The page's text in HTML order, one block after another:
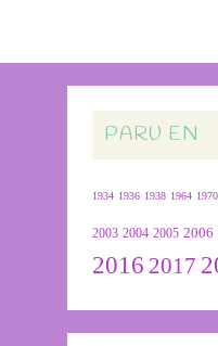
PARU EN
1934 1936 1938 1964 1970
2003 2004 2005 2006
2016 2017